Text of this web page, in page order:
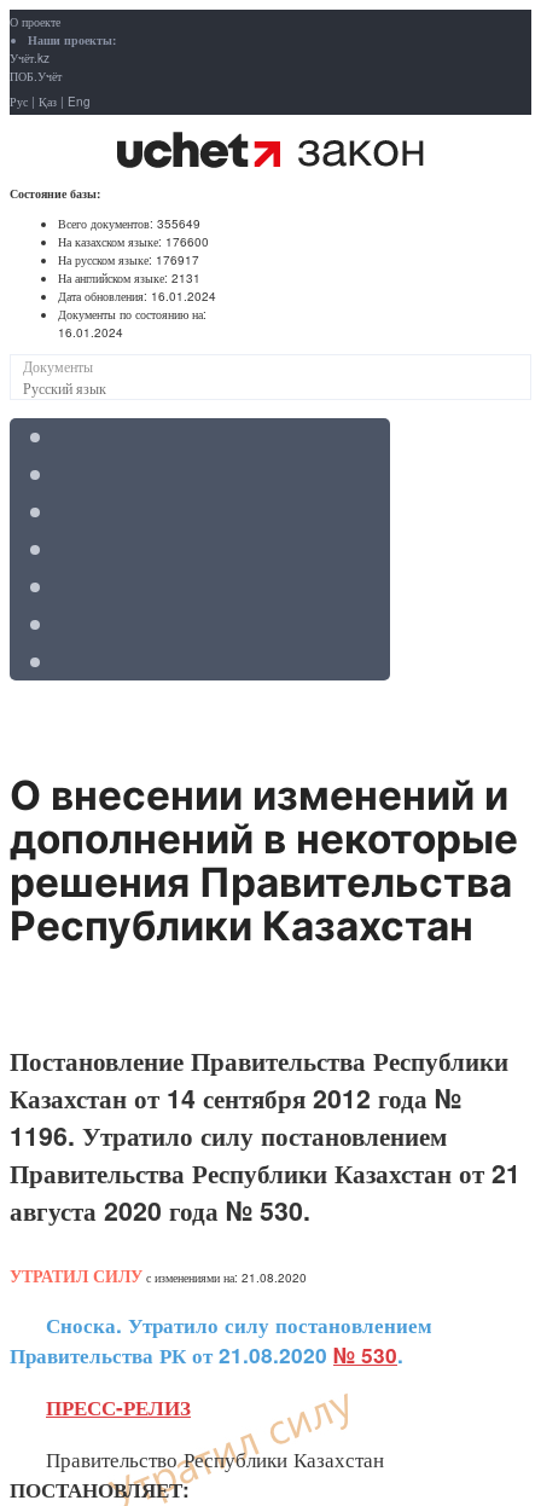
О проекте
Наши проекты:
Учёт.kz
ПОБ.Учёт
Рус | Қаз | Eng
Состояние базы:
Всего документов: 355649
На казахском языке: 176600
На русском языке: 176917
На английском языке: 2131
Дата обновления: 16.01.2024
Документы по состоянию на:
16.01.2024
Документы
Русский язык
О внесении изменений и
дополнений в некоторые
решения Правительства
Республики Казахстан
Постановление Правительства Республики
Казахстан от 14 сентября 2012 года №
1196. Утратило силу постановлением
Правительства Республики Казахстан от 21
августа 2020 года № 530.
УТРАТИЛ СИЛУ с изменениями на: 21.08.2020
Сноска. Утратило силу постановлением
Правительства РК от 21.08.2020 № 530.
ПРЕСС-РЕЛИЗ
Правительство Республики Казахстан
ПОСТАНОВЛЯЕТ: